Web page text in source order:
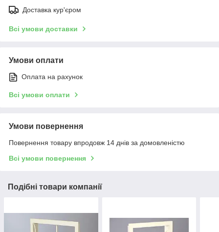
Доставка кур'єром
Всі умови доставки
Умови оплати
Оплата на рахунок
Всі умови оплати
Умови повернення
Повернення товару впродовж 14 днів за домовленістю
Всі умови повернення
Подібні товари компанії